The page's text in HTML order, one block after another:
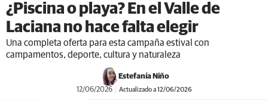
¿Piscina o playa? En el Valle de
Laciana no hace falta elegir
Una completa oferta para esta campaña estival con
campamentos, deporte, cultura y naturaleza
Estefanía Niño
12/06/2026 Actualizado a 12/06/2026